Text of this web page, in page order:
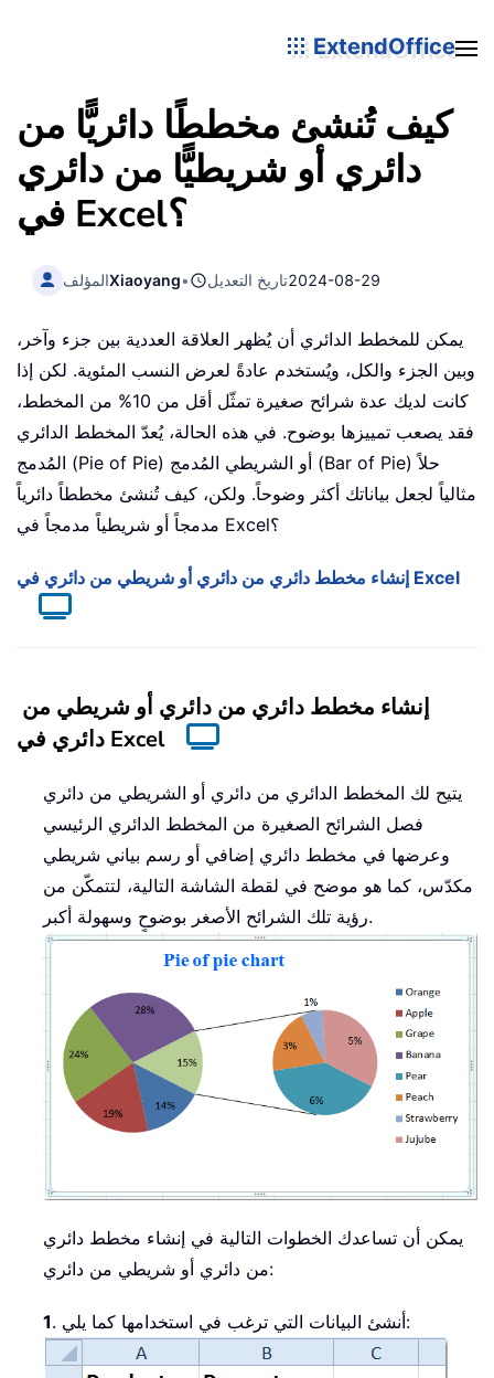
ExtendOffice
كيف تُنشئ مخططًا دائريًّا من
دائري أو شريطيًّا من دائري
في Excel؟
المؤلفXiaoyang• تاريخ التعديل2024-08-29
يمكن للمخطط الدائري أن يُظهر العلاقة العددية بين جزء وآخر،
وبين الجزء والكل، ويُستخدم عادةً لعرض النسب المئوية. لكن إذا
كانت لديك عدة شرائح صغيرة تمثّل أقل من 10% من المخطط،
فقد يصعب تمييزها بوضوح. في هذه الحالة، يُعدّ المخطط الدائري
المُدمج (Pie of Pie) أو الشريطي المُدمج (Bar of Pie) حلاً
مثالياً لجعل بياناتك أكثر وضوحاً. ولكن، كيف تُنشئ مخططاً دائرياً
مدمجاً أو شريطياً مدمجاً في Excel؟
إنشاء مخطط دائري من دائري أو شريطي من دائري في Excel
إنشاء مخطط دائري من دائري أو شريطي من
دائري في Excel
يتيح لك المخطط الدائري من دائري أو الشريطي من دائري
فصل الشرائح الصغيرة من المخطط الدائري الرئيسي
وعرضها في مخطط دائري إضافي أو رسم بياني شريطي
مكدّس، كما هو موضح في لقطة الشاشة التالية، لتتمكّن من
رؤية تلك الشرائح الأصغر بوضوحٍ وسهولة أكبر.
يمكن أن تساعدك الخطوات التالية في إنشاء مخطط دائري
من دائري أو شريطي من دائري:
1 . أنشئ البيانات التي ترغب في استخدامها كما يلي: